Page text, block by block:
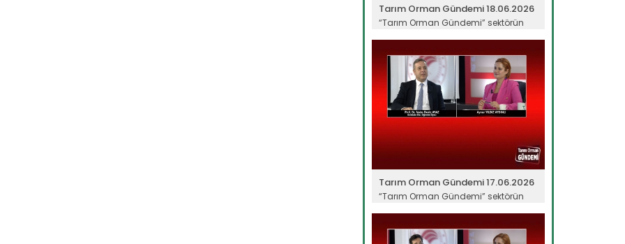
Tarım Orman Gündemi 18.06.2026
“Tarım Orman Gündemi” sektörün
Tarım Orman Gündemi 17.06.2026
“Tarım Orman Gündemi” sektörün